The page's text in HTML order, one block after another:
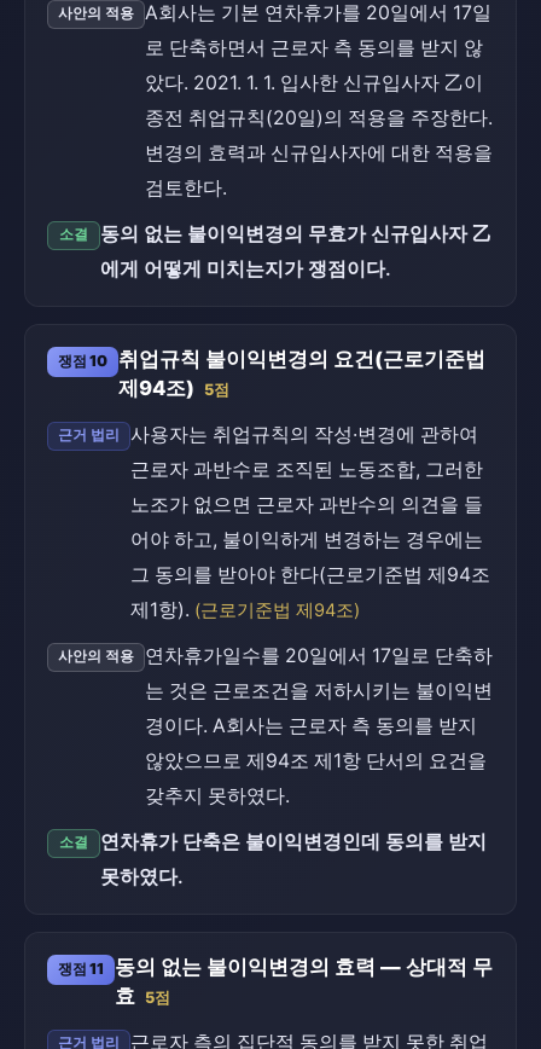
사안의 적용
A회사는 기본 연차휴가를 20일에서 17일
로 단축하면서 근로자 측 동의를 받지 않
았다. 2021. 1. 1. 입사한 신규입사자 乙이
종전 취업규칙(20일)의 적용을 주장한다.
변경의 효력과 신규입사자에 대한 적용을
검토한다.
소결
동의 없는 불이익변경의 무효가 신규입사자 乙
에게 어떻게 미치는지가 쟁점이다.
쟁점 10
취업규칙 불이익변경의 요건(근로기준법
제94조) 5점
근거 법리
사용자는 취업규칙의 작성·변경에 관하여
근로자 과반수로 조직된 노동조합, 그러한
노조가 없으면 근로자 과반수의 의견을 들
어야 하고, 불이익하게 변경하는 경우에는
그 동의를 받아야 한다(근로기준법 제94조
제1항). (근로기준법 제94조)
사안의 적용
연차휴가일수를 20일에서 17일로 단축하
는 것은 근로조건을 저하시키는 불이익변
경이다. A회사는 근로자 측 동의를 받지
않았으므로 제94조 제1항 단서의 요건을
갖추지 못하였다.
소결
연차휴가 단축은 불이익변경인데 동의를 받지
못하였다.
쟁점 11
동의 없는 불이익변경의 효력 — 상대적 무
효 5점
근거 법리 근로자 측의 집단적 동의를 받지 못한 취업